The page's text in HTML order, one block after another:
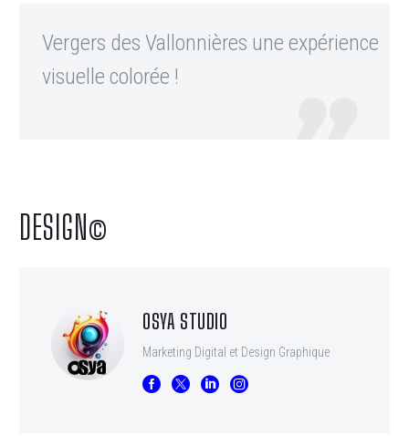
Vergers des Vallonnières une expérience
visuelle colorée !
DESIGN©
OSYA STUDIO
Marketing Digital et Design Graphique